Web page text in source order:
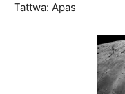
Tattwa: Apas